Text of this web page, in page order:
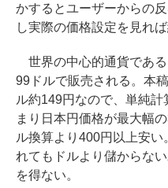
かするとユーザーからの
し実際の価格設定を見れ
世界の中心的通貨であ
99ドルで販売される。本
ル約149円なので、単純
まり日本円価格が最大幅
ル換算より400円以上安
れてもドルより儲からな
を得ない。